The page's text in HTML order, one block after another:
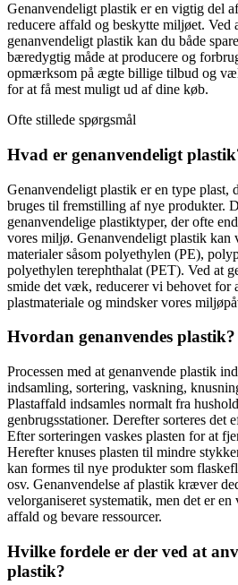
Genanvendeligt plastik er en vigtig del
reducere affald og beskytte miljøet. Ved
genanvendeligt plastik kan du både
bæredygtig måde at producere og
opmærksom på ægte billige tilbud og
for at få mest muligt ud af dine køb.
Ofte stillede spørgsmål
Hvad er genanvendeligt
Genanvendeligt plastik er en type plast,
bruges til fremstilling af nye produkter.
genanvendelige plastiktyper, der ofte
vores miljø. Genanvendeligt plastik
materialer såsom polyethylen (PE),
polyethylen terephthalat (PET). Ved at
smide det væk, reducerer vi behovet for
plastmateriale og mindsker vores
Hvordan genanvendes plastik?
Processen med at genanvende plastik
indsamling, sortering, vaskning,
Plastaffald indsamles normalt fra
genbrugsstationer. Derefter sorteres det
Efter sorteringen vaskes plasten for at
Herefter knuses plasten til mindre
kan formes til nye produkter som
osv. Genanvendelse af plastik kræver
velorganiseret systematik, men det er
affald og bevare ressourcer.
Hvilke fordele er der ved at
plastik?